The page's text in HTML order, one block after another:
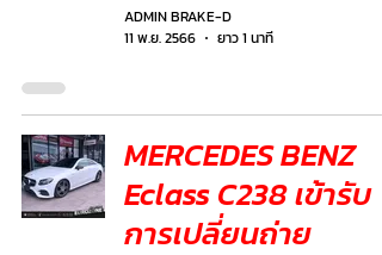
ADMIN BRAKE-D
11 พ.ย. 2566
ยาว 1 นาที
MERCEDES BENZ
Eclass C238 เข้ารับ
การเปลี่ยนถ่าย